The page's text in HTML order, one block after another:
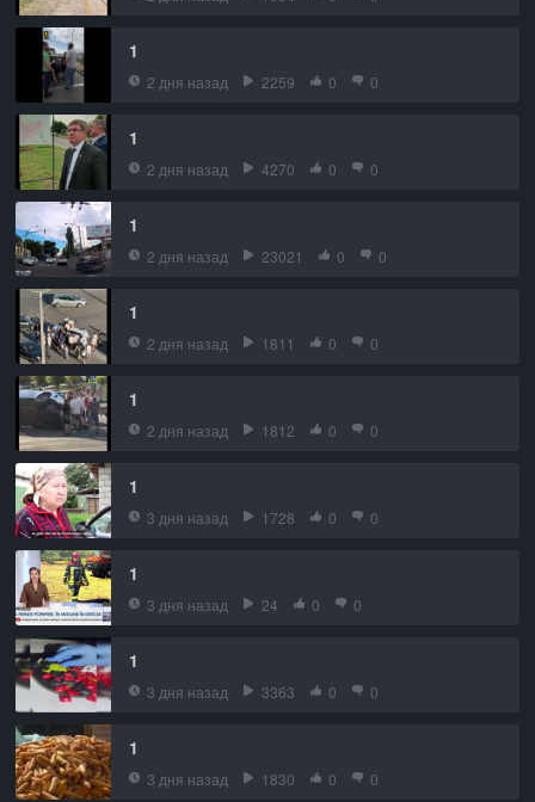
1
2 дня назад 2259 0 0
1
2 дня назад 4270 0 0
1
2 дня назад 23021 0 0
1
2 дня назад 1811 0 0
1
2 дня назад 1812 0 0
1
3 дня назад 1728 0 0
1
3 дня назад 24 0 0
1
3 дня назад 3363 0 0
1
3 дня назад 1830 0 0